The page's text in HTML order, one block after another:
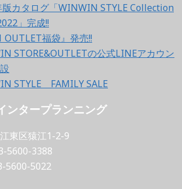
版カタログ「WINWIN STYLE Collection
」完成!!
OUTLET福袋』発売!!
STORE&OUTLETの公式LINEアカウン
STYLE FAMILY SALE
ンタープランニング
東区猿江1-2-9
5600-3388
5600-5022